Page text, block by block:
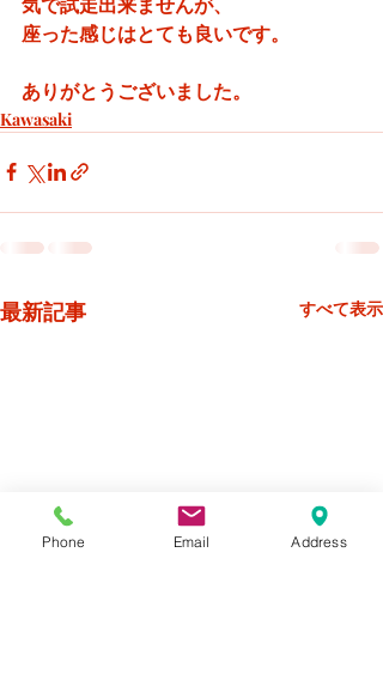
座った感じはとても良いです。
ありがとうございました。
Kawasaki
最新記事 すべて表示
Phone Email Address